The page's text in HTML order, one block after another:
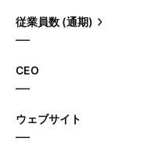
従業員数 (通期)
—
CEO
—
ウェブサイト
—